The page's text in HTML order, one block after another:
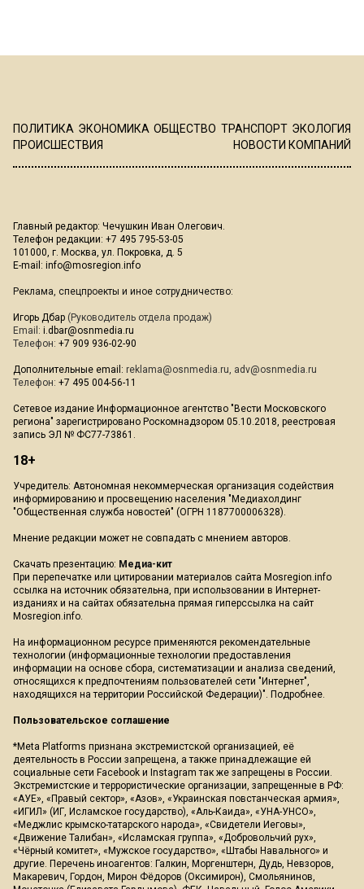
ПОЛИТИКА ЭКОНОМИКА ОБЩЕСТВО ТРАНСПОРТ ЭКОЛОГИЯ
ПРОИСШЕСТВИЯ
НОВОСТИ КОМПАНИЙ
Главный редактор: Чечушкин Иван Олегович.
Телефон редакции: +7 495 795-53-05
101000, г. Москва, ул. Покровка, д. 5
E-mail: info@mosregion.info
Реклама, спецпроекты и иное сотрудничество:
Игорь Дбар (Руководитель отдела продаж)
Email: i.dbar@osnmedia.ru
Телефон: +7 909 936-02-90
Дополнительные email: reklama@osnmedia.ru, adv@osnmedia.ru
Телефон: +7 495 004-56-11
Сетевое издание Информационное агентство "Вести Московского
региона" зарегистрировано Роскомнадзором 05.10.2018, реестровая
запись ЭЛ № ФС77-73861.
18+
Учредитель: Автономная некоммерческая организация содействия
информированию и просвещению населения "Медиахолдинг
"Общественная служба новостей" (ОГРН 1187700006328).
Мнение редакции может не совпадать с мнением авторов.
Скачать презентацию: Медиа-кит
При перепечатке или цитировании материалов сайта Mosregion.info
ссылка на источник обязательна, при использовании в Интернет-
изданиях и на сайтах обязательна прямая гиперссылка на сайт
Mosregion.info.
На информационном ресурсе применяются рекомендательные
технологии (информационные технологии предоставления
информации на основе сбора, систематизации и анализа сведений,
относящихся к предпочтениям пользователей сети "Интернет",
находящихся на территории Российской Федерации)". Подробнее.
Пользовательское соглашение
*Meta Platforms признана экстремистской организацией, её
деятельность в России запрещена, а также принадлежащие ей
социальные сети Facebook и Instagram так же запрещены в России.
Экстремистские и террористические организации, запрещенные в РФ:
«АУЕ», «Правый сектор», «Азов», «Украинская повстанческая армия»,
«ИГИЛ» (ИГ, Исламское государство), «Аль-Каида», «УНА-УНСО»,
«Меджлис крымско-татарского народа», «Свидетели Иеговы»,
«Движение Талибан», «Исламская группа», «Добровольчий рух»,
«Чёрный комитет», «Мужское государство», «Штабы Навального» и
другие. Перечень иноагентов: Галкин, Моргенштерн, Дудь, Невзоров,
Макаревич, Гордон, Мирон Фёдоров (Оксимирон), Смольянинов,